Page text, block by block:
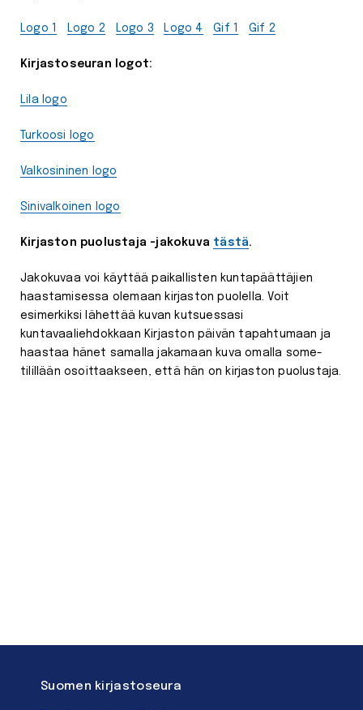
Logo 1 Logo 2 Logo 3 Logo 4 Gif 1 Gif 2
Kirjastoseuran logot:
Lila logo
Turkoosi logo
Valkosininen logo
Sinivalkoinen logo
Kirjaston puolustaja -jakokuva tästä.
Jakokuvaa voi käyttää paikallisten kuntapäättäjien
haastamisessa olemaan kirjaston puolella. Voit
esimerkiksi lähettää kuvan kutsuessasi
kuntavaaliehdokkaan Kirjaston päivän tapahtumaan ja
haastaa hänet samalla jakamaan kuva omalla some-
tilillään osoittaakseen, että hän on kirjaston puolustaja.
Suomen kirjastoseura